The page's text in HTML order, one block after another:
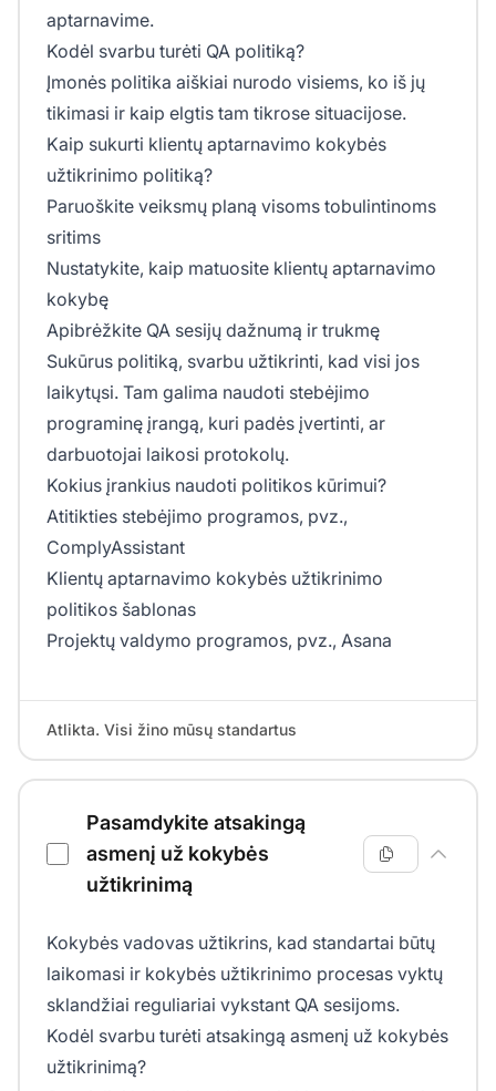
aptarnavime.
Kodėl svarbu turėti QA politiką?
Įmonės politika aiškiai nurodo visiems, ko iš jų
tikimasi ir kaip elgtis tam tikrose situacijose.
Kaip sukurti klientų aptarnavimo kokybės
užtikrinimo politiką?
Paruoškite veiksmų planą visoms tobulintinoms
sritims
Nustatykite, kaip matuosite klientų aptarnavimo
kokybę
Apibrėžkite QA sesijų dažnumą ir trukmę
Sukūrus politiką, svarbu užtikrinti, kad visi jos
laikytųsi. Tam galima naudoti stebėjimo
programinę įrangą, kuri padės įvertinti, ar
darbuotojai laikosi protokolų.
Kokius įrankius naudoti politikos kūrimui?
Atitikties stebėjimo programos, pvz.,
ComplyAssistant
Klientų aptarnavimo kokybės užtikrinimo
politikos šablonas
Projektų valdymo programos, pvz., Asana
Atlikta. Visi žino mūsų standartus
Pasamdykite atsakingą
asmenį už kokybės
užtikrinimą
Kokybės vadovas užtikrins, kad standartai būtų
laikomasi ir kokybės užtikrinimo procesas vyktų
sklandžiai reguliariai vykstant QA sesijoms.
Kodėl svarbu turėti atsakingą asmenį už kokybės
užtikrinimą?